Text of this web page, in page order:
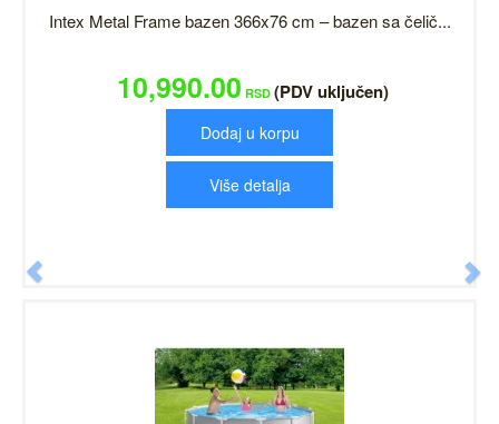
Intex Metal Frame bazen 366x76 cm – bazen sa čelič...
10,990.00 RSD (PDV uključen)
Dodaj u korpu
Više detalja